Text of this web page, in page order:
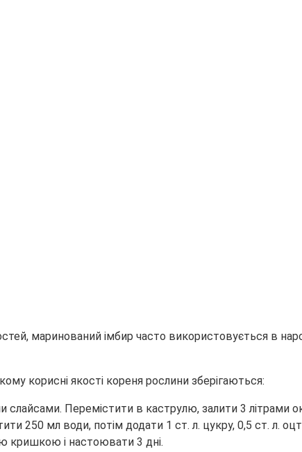
маринований імбир часто використовується в
корисні якості кореня рослини зберігаються:
слайсами. Перемістити в каструлю, залити 3 літрами
250 мл води, потім додати 1 ст. л. цукру, 0,5 ст. л.
кришкою і настоювати 3 дні.